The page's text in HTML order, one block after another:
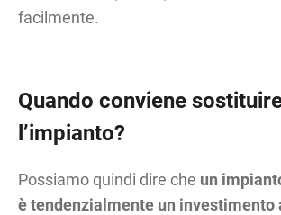
facilmente.
Quando conviene
l’impianto?
Possiamo quindi dire che un
è tendenzialmente un investimento